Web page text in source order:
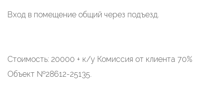
Вход в помещение общий через подъезд.
Стоимость: 20000 + к/у Комиссия от клиента 70%
Объект №28612-25135.